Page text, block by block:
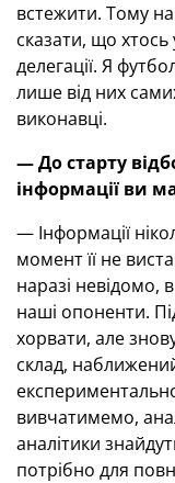
встежити. Тому
сказати, що
делегації. Я
лише від них
виконавці.
— До старту
інформації ви
— Інформації
момент її не
наразі невідомо,
наші опоненти.
хорвати, але
склад,
вивчатимемо,
аналітики
потрібно для